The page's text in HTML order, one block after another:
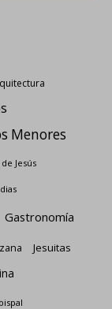
Menores
Jesús
Gastronomía
Jesuitas